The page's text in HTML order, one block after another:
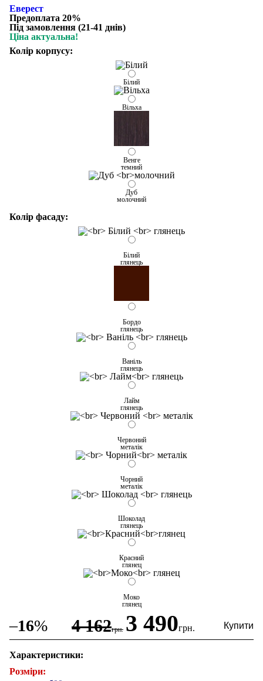
Еверест
Предоплата 20%
Під замовлення (21-41 днів)
Ціна актуальна!
Колір корпусу:
Білий
Вільха
Венге
темний
Дуб
молочний
Колір фасаду:
Білий
глянець
Бордо
глянець
Ваніль
глянець
Лайм
глянець
Червоний
металік
Чорний
металік
Шоколад
глянець
Красний
глянец
Моко
глянец
–16% 4 162грн. 3 490грн.
Характеристики:
Розміри: